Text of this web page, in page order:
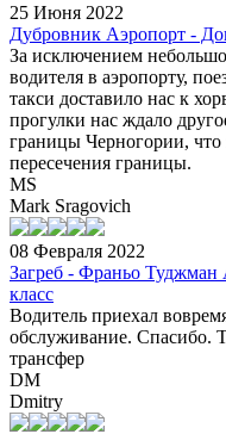
25 Июня 2022
Дубровник Аэропорт -
За исключением
водителя в аэропорту,
такси доставило нас к
прогулки нас ждало
границы Черногории, что
пересечения границы.
MS
Mark Sragovich
08 Февраля 2022
Загреб - Франьо Туджман
класс
Водитель приехал
обслуживание. Спасибо.
трансфер
DM
Dmitry